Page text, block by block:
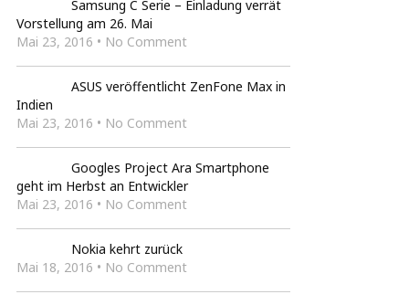
Samsung C Serie – Einladung verrät
Vorstellung am 26. Mai
Mai 23, 2016 • No Comment
ASUS veröffentlicht ZenFone Max in
Indien
Mai 23, 2016 • No Comment
Googles Project Ara Smartphone
geht im Herbst an Entwickler
Mai 23, 2016 • No Comment
Nokia kehrt zurück
Mai 18, 2016 • No Comment